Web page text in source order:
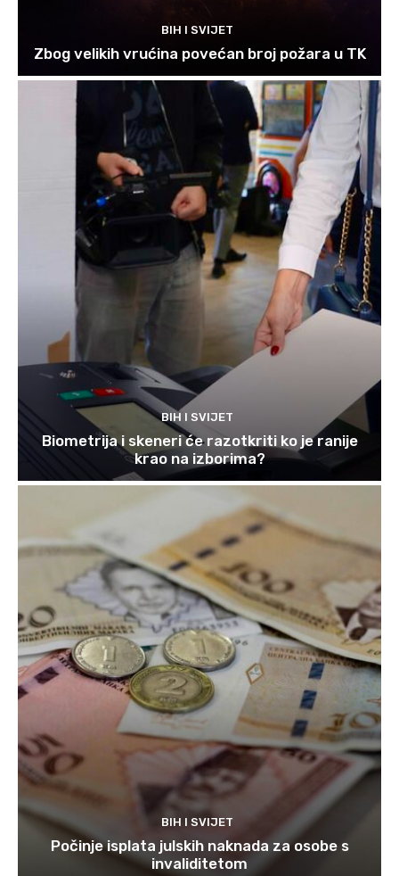
BIH I SVIJET
Zbog velikih vrućina povećan broj požara u TK
BIH I SVIJET
Biometrija i skeneri će razotkriti ko je ranije
krao na izborima?
BIH I SVIJET
Počinje isplata julskih naknada za osobe s
invaliditetom